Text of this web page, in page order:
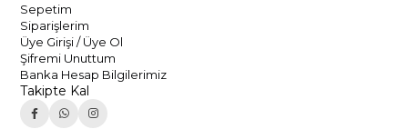
Sepetim
Siparişlerim
Üye Girişi / Üye Ol
Şifremi Unuttum
Banka Hesap Bilgilerimiz
Takipte Kal